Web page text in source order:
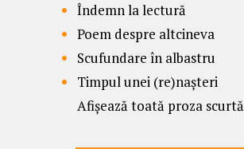
Îndemn la lectură
Poem despre altcineva
Scufundare în albastru
Timpul unei (re)nașteri
Afișează toată proza scurtă